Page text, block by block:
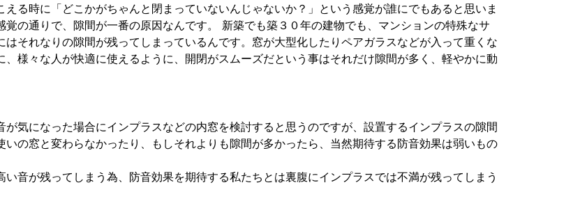
える時に「どこかがちゃんと閉まっていないんじゃないか？」という感覚が誰にでもあると思いま
覚の通りで、隙間が一番の原因なんです。 新築でも築３０年の建物でも、マンションの特殊なサ
はそれなりの隙間が残ってしまっているんです。窓が大型化したりペアガラスなどが入って重くな
、様々な人が快適に使えるように、開閉がスムーズだという事はそれだけ隙間が多く、軽やかに動
が気になった場合にインプラスなどの内窓を検討すると思うのですが、設置するインプラスの隙間
いの窓と変わらなかったり、もしそれよりも隙間が多かったら、当然期待する防音効果は弱いもの
い音が残ってしまう為、防音効果を期待する私たちとは裏腹にインプラスでは不満が残ってしまう